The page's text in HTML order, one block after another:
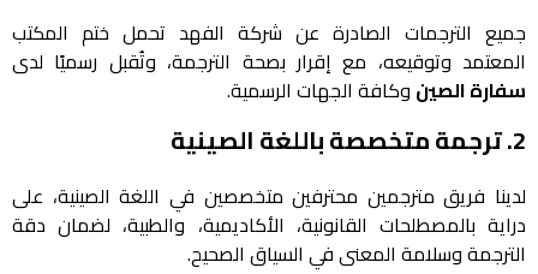
جميع الترجمات الصادرة عن شركة الفهد تحمل ختم المكتب
المعتمد وتوقيعه، مع إقرار بصحة الترجمة، وتُقبل رسميًا لدى
سفارة الصين وكافة الجهات الرسمية.
2. ترجمة متخصصة باللغة الصينية
لدينا فريق مترجمين محترفين متخصصين في اللغة الصينية، على
دراية بالمصطلحات القانونية، الأكاديمية، والطبية، لضمان دقة
الترجمة وسلامة المعنى في السياق الصحيح.